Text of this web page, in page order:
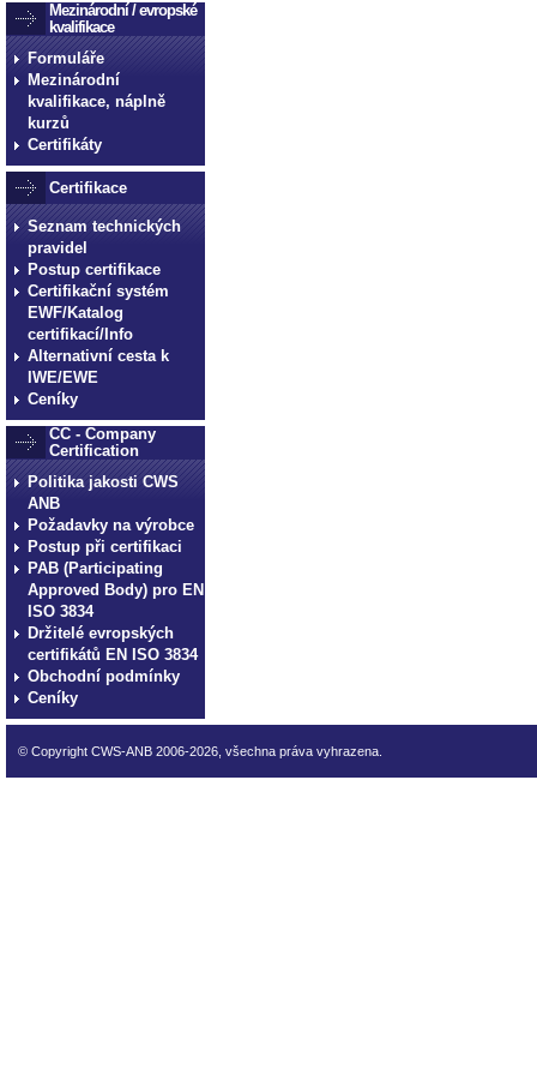
Mezinárodní / evropské
kvalifikace
Formuláře
Mezinárodní
kvalifikace, náplně
kurzů
Certifikáty
Certifikace
Seznam technických
pravidel
Postup certifikace
Certifikační systém
EWF/Katalog
certifikací/Info
Alternativní cesta k
IWE/EWE
Ceníky
CC - Company
Certification
Politika jakosti CWS
ANB
Požadavky na výrobce
Postup při certifikaci
PAB (Participating
Approved Body) pro EN
ISO 3834
Držitelé evropských
certifikátů EN ISO 3834
Obchodní podmínky
Ceníky
© Copyright CWS-ANB 2006-2026, všechna práva vyhrazena.